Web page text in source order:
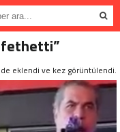
fethetti”
eklendi ve kez görüntülendi.